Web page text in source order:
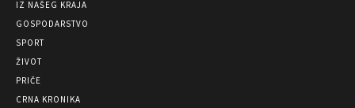
IZ NAŠEG KRAJA
GOSPODARSTVO
SPORT
ŽIVOT
PRIČE
CRNA KRONIKA